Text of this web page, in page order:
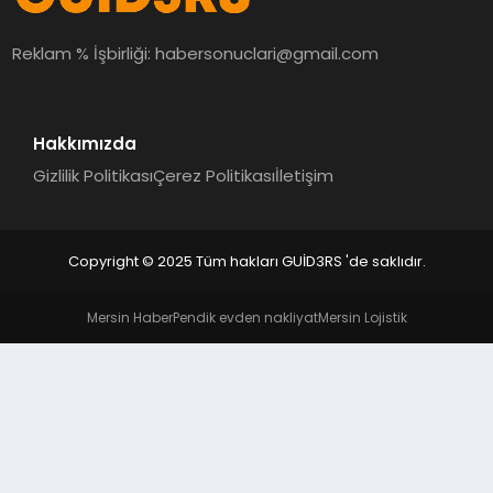
MAGAZIN
Reklam % İşbirliği:habersonuclari@gmail.com
Hakkımızda
Gizlilik PolitikasıÇerez Politikasıİletişim
Copyright © 2025 Tüm hakları GUİD3RS 'de saklıdır.
Mersin HaberPendik evden nakliyatMersin Lojistik